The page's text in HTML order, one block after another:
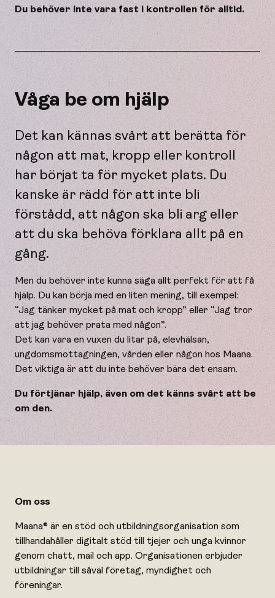
Du behöver inte vara fast i kontrollen för alltid.
Våga be om hjälp
Det kan kännas svårt att berätta för
någon att mat, kropp eller kontroll
har börjat ta för mycket plats. Du
kanske är rädd för att inte bli
förstådd, att någon ska bli arg eller
att du ska behöva förklara allt på en
gång.
Men du behöver inte kunna säga allt perfekt för att få
hjälp. Du kan börja med en liten mening, till exempel:
“Jag tänker mycket på mat och kropp” eller “Jag tror
att jag behöver prata med någon”.
Det kan vara en vuxen du litar på, elevhälsan,
ungdomsmottagningen, vården eller någon hos Maana.
Det viktiga är att du inte behöver bära det ensam.
Du förtjänar hjälp, även om det känns svårt att be
om den.
Om oss
Maana® är en stöd och utbildningsorganisation som
tillhandahåller digitalt stöd till tjejer och unga kvinnor
genom chatt, mail och app. Organisationen erbjuder
utbildningar till såväl företag, myndighet och
föreningar.